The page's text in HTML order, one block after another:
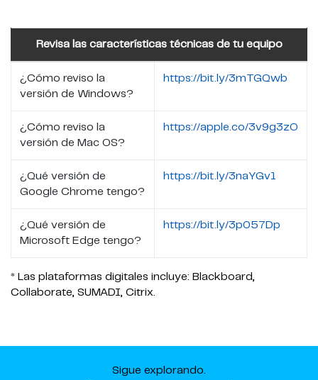
Revisa las características técnicas de tu equipo
¿Cómo reviso la
versión de Windows?
https://bit.ly/3mTGQwb
¿Cómo reviso la
versión de Mac OS?
https://apple.co/3v9g3zO
¿Qué versión de
Google Chrome tengo?
https://bit.ly/3naYGv1
¿Qué versión de
Microsoft Edge tengo?
https://bit.ly/3p057Dp
* Las plataformas digitales incluye: Blackboard,
Collaborate, SUMADI, Citrix.
Sigue explorando.